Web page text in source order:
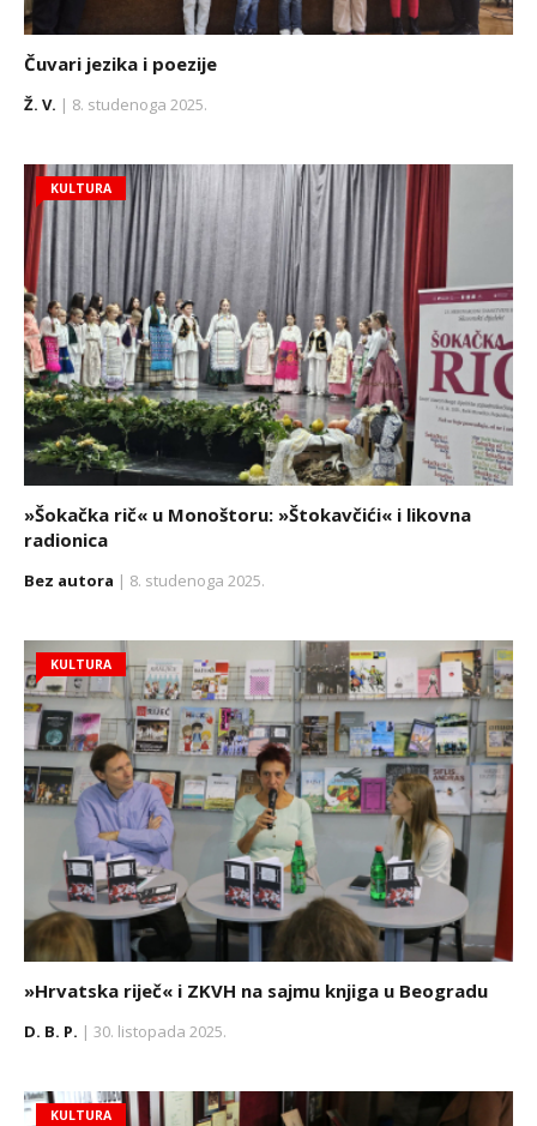
Čuvari jezika i poezije
Ž. V. | 8. studenoga 2025.
KULTURA
»Šokačka rič« u Monoštoru: »Štokavčići« i likovna
radionica
Bez autora | 8. studenoga 2025.
KULTURA
»Hrvatska riječ« i ZKVH na sajmu knjiga u Beogradu
D. B. P. | 30. listopada 2025.
KULTURA